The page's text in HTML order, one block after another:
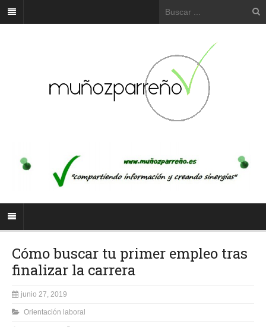
Cómo buscar tu primer empleo tras
finalizar la carrera
junio 27, 2019
Orientación laboral